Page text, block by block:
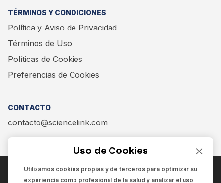
TÉRMINOS Y CONDICIONES
Política y Aviso de Privacidad
Términos de Uso
Políticas de Cookies
Preferencias de Cookies
CONTACTO
contacto@sciencelink.com
Uso de Cookies
Utilizamos cookies propias y de terceros para optimizar su
experiencia como profesional de la salud y analizar el uso